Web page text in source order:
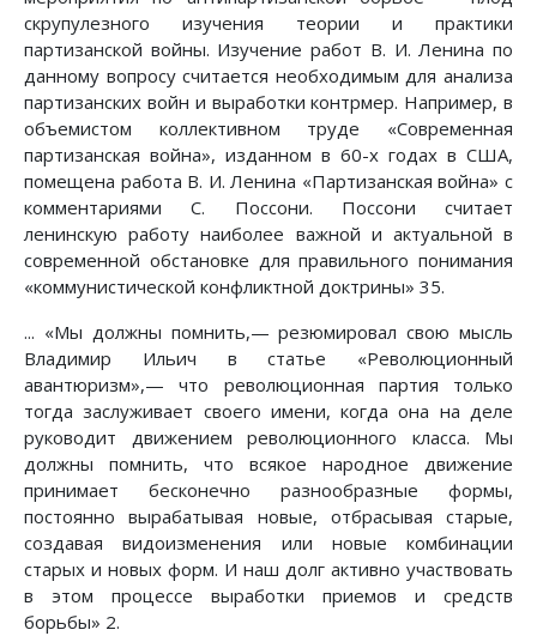
скрупулезного изучения теории и практики
партизанской войны. Изучение работ В. И. Ленина по
данному вопросу считается необходимым для анализа
партизанских войн и выработки контрмер. Например, в
объемистом коллективном труде «Современная
партизанская война», изданном в 60-х годах в США,
помещена работа В. И. Ленина «Партизанская война» с
комментариями С. Поссони. Поссони считает
ленинскую работу наиболее важной и актуальной в
современной обстановке для правильного понимания
«коммунистической конфликтной доктрины» 35.
... «Мы должны помнить,— резюмировал свою мысль
Владимир Ильич в статье «Революционный
авантюризм»,— что революционная партия только
тогда заслуживает своего имени, когда она на деле
руководит движением революционного класса. Мы
должны помнить, что всякое народное движение
принимает бесконечно разнообразные формы,
постоянно вырабатывая новые, отбрасывая старые,
создавая видоизменения или новые комбинации
старых и новых форм. И наш долг активно участвовать
в этом процессе выработки приемов и средств
борьбы» 2.